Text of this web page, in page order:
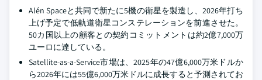
Alén Spaceと共同で新たに5機の衛星を製造し、2026年打ち
上げ予定で低軌道衛星コンステレーションを前進させた。
50カ国以上の顧客との契約コミットメントは約2億7,000万
ユーロに達している。
Satellite-as-a-Service市場は、2025年の47億6,000万米ドルか
ら2026年には55億6,000万米ドルに成長すると予測されてお